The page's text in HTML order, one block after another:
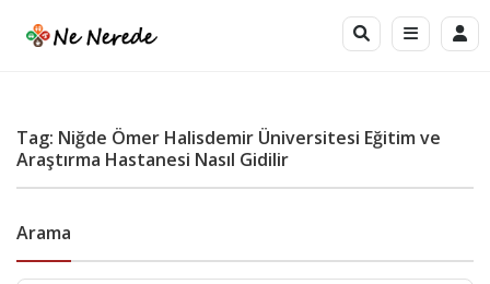
Tag: Niğde Ömer Halisdemir Üniversitesi Eğitim ve
Araştırma Hastanesi Nasıl Gidilir
Arama